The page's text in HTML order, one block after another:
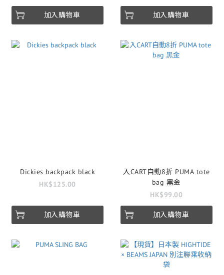
加入購物車 加入購物車
Dickies backpack black
HK$125.00
加入購物車
入CART自動8折 PUMA tote
bag 黑金
HK$99.00
加入購物車